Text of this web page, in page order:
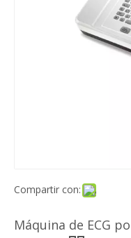
Compartir con:
Máquina de ECG